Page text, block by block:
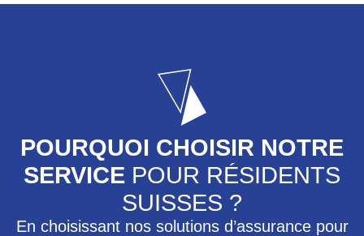
POURQUOI CHOISIR NOTRE
SERVICE POUR RÉSIDENTS
SUISSES ?
En choisissant nos solutions d’assurance pour